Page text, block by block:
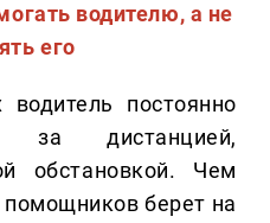
водителю, а не
его
постоянно
за дистанцией,
обстановкой. Чем
берет на